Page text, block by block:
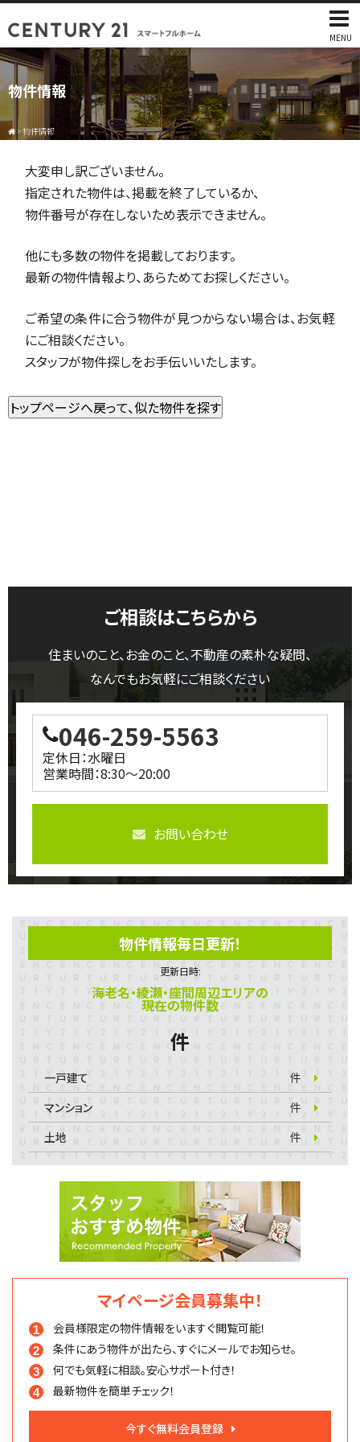
MENU
物件情報
>物件情報
大変申し訳ございません。
指定された物件は、掲載を終了しているか、
物件番号が存在しないため表示できません。
他にも多数の物件を掲載しております。
最新の物件情報より、あらためてお探しください。
ご希望の条件に合う物件が見つからない場合は、お気軽
にご相談ください。
スタッフが物件探しをお手伝いいたします。
ご相談はこちらから
住まいのこと、お金のこと、不動産の素朴な疑問、
なんでもお気軽にご相談ください
046-259-5563
定休日：水曜日
営業時間：8:30～20:00
お問い合わせ
物件情報毎日更新！
更新日時:
海老名・綾瀬・座間周辺エリアの
現在の物件数
件
一戸建て
件
マンション
件
土地
件
マイページ会員募集中！
会員様限定の物件情報をいますぐ閲覧可能！
条件にあう物件が出たら、すぐにメールでお知らせ。
何でも気軽に相談。安心サポート付き！
最新物件を簡単チェック！
今すぐ無料会員登録